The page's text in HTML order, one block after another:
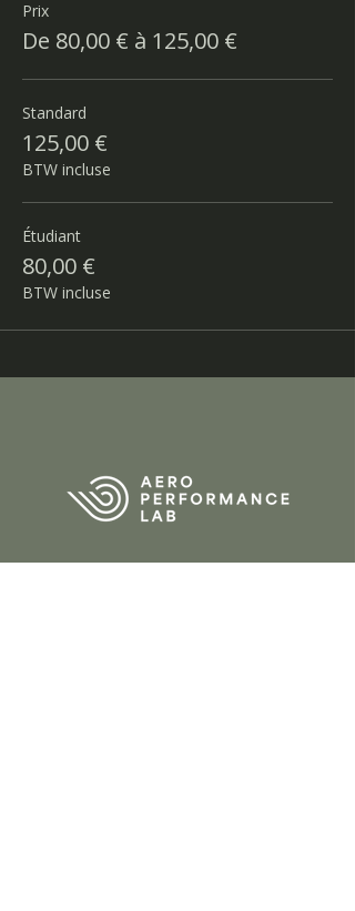
Prix
De 80,00 € à 125,00 €
Standard
125,00 €
BTW incluse
Étudiant
80,00 €
BTW incluse